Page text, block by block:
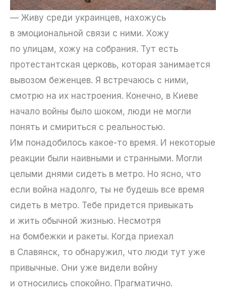
— Живу среди украинцев, нахожусь
в эмоциональной связи с ними. Хожу
по улицам, хожу на собрания. Тут есть
протестантская церковь, которая занимается
вывозом беженцев. Я встречаюсь с ними,
смотрю на их настроения. Конечно, в Киеве
начало войны было шоком, люди не могли
понять и смириться с реальностью.
Им понадобилось какое-то время. И некоторые
реакции были наивными и странными. Могли
целыми днями сидеть в метро. Но ясно, что
если война надолго, ты не будешь все время
сидеть в метро. Тебе придется привыкать
и жить обычной жизнью. Несмотря
на бомбежки и ракеты. Когда приехал
в Славянск, то обнаружил, что люди тут уже
привычные. Они уже видели войну
и относились спокойно. Прагматично.